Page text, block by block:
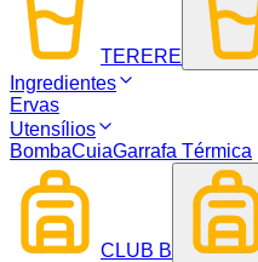
TERERE
Ingredientes
Ervas
Utensílios
BombaCuiaGarrafa Térmica
CLUB B